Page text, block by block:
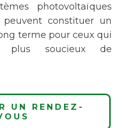
photovoltaïques
constituer un
terme pour ceux qui
plus soucieux de
UN RENDEZ-